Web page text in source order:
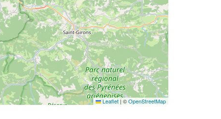
Leaflet |©OpenStreetMap